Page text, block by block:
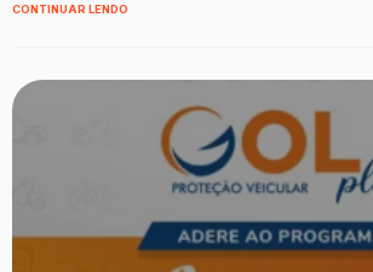
CONTINUAR LENDO